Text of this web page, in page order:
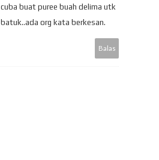
cuba buat puree buah delima utk
batuk..ada org kata berkesan.
Balas